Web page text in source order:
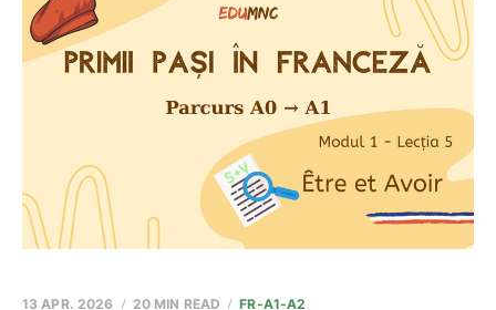
13 APR. 2026 20 MIN READ FR-A1-A2